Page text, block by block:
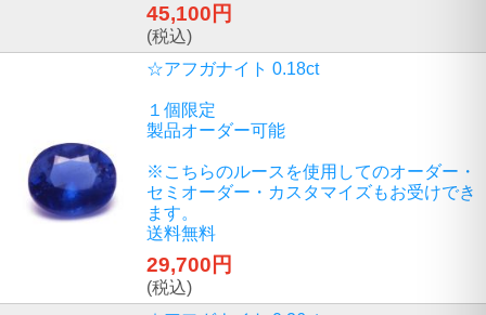
45,100円
(税込)
☆アフガナイト 0.18ct
１個限定
製品オーダー可能
※こちらのルースを使用してのオーダー・
セミオーダー・カスタマイズもお受けでき
ます。
送料無料
29,700円
(税込)